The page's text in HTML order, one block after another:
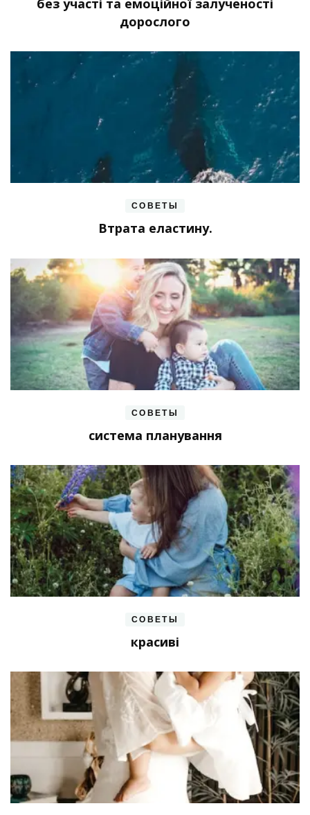
без участі та емоційної залученості
дорослого
СОВЕТЫ
Втрата еластину.
СОВЕТЫ
система планування
СОВЕТЫ
красиві